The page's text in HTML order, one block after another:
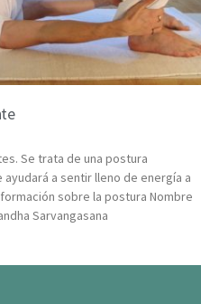
Se trata de una postura
a sentir lleno de energía a
sobre la postura Nombre
Sarvangasana